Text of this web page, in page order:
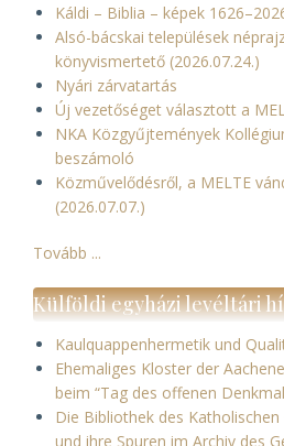
Káldi – Biblia – képek
Alsó-bácskai települések
könyvismertető (2026.07.24.)
Nyári zárvatartás
Új vezetőséget választott a
NKA Közgyűjtemények
beszámoló
Közművelődésről, a MELTE
(2026.07.07.)
Tovább ...
Külföldi egyházi levéltári
Kaulquappenhermetik und
Ehemaliges Kloster der
beim “Tag des offenen
Die Bibliothek des
und ihre Spuren im Archiv des